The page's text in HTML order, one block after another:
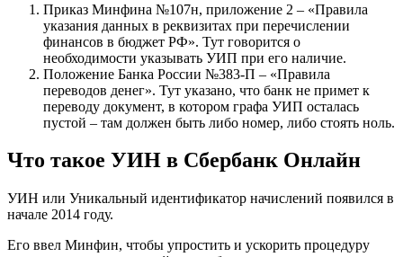
Приказ Минфина №107н, приложение 2 – «Правила
указания данных в реквизитах при перечислении
финансов в бюджет РФ». Тут говорится о
необходимости указывать УИП при его наличие.
Положение Банка России №383-П – «Правила
переводов денег». Тут указано, что банк не примет к
переводу документ, в котором графа УИП осталась
пустой – там должен быть либо номер, либо стоять ноль.
Что такое УИН в Сбербанк Онлайн
УИН или Уникальный идентификатор начислений появился в
начале 2014 году.
Его ввел Минфин, чтобы упростить и ускорить процедуру